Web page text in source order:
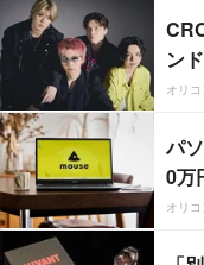
ン
オリ
パ
0万
オリ